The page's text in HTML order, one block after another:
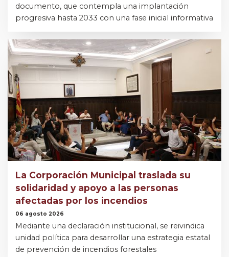
documento, que contempla una implantación
progresiva hasta 2033 con una fase inicial informativa
La Corporación Municipal traslada su
solidaridad y apoyo a las personas
afectadas por los incendios
06 agosto 2026
Mediante una declaración institucional, se reivindica
unidad política para desarrollar una estrategia estatal
de prevención de incendios forestales